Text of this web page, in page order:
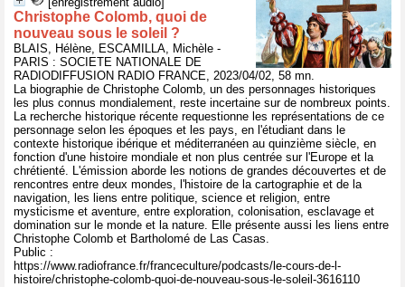
Christophe Colomb, quoi de
nouveau sous le soleil ?
BLAIS, Hélène, ESCAMILLA, Michèle -
PARIS : SOCIETE NATIONALE DE
RADIODIFFUSION RADIO FRANCE, 2023/04/02, 58 mn.
La biographie de Christophe Colomb, un des personnages historiques
les plus connus mondialement, reste incertaine sur de nombreux points.
La recherche historique récente requestionne les représentations de ce
personnage selon les époques et les pays, en l'étudiant dans le
contexte historique ibérique et méditerranéen au quinzième siècle, en
fonction d'une histoire mondiale et non plus centrée sur l'Europe et la
chrétienté. L'émission aborde les notions de grandes découvertes et de
rencontres entre deux mondes, l'histoire de la cartographie et de la
navigation, les liens entre politique, science et religion, entre
mysticisme et aventure, entre exploration, colonisation, esclavage et
domination sur le monde et la nature. Elle présente aussi les liens entre
Christophe Colomb et Bartholomé de Las Casas.
Public :
https://www.radiofrance.fr/franceculture/podcasts/le-cours-de-l-
histoire/christophe-colomb-quoi-de-nouveau-sous-le-soleil-3616110